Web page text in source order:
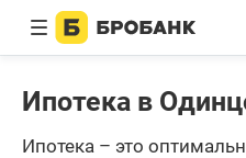
Ипотека в
Ипотека – это